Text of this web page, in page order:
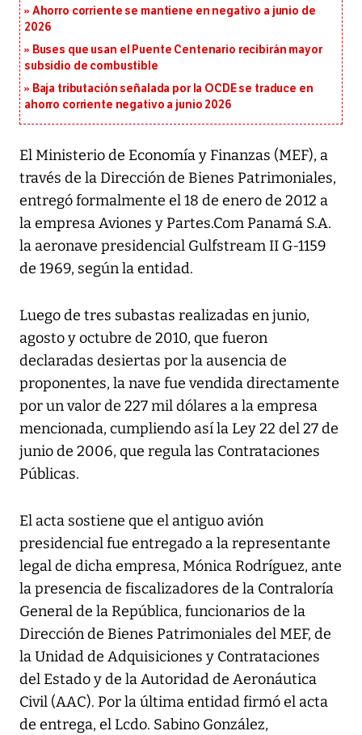
Ahorro corriente se mantiene en negativo a junio de
2026
Buses que usan el Puente Centenario recibirán mayor
subsidio de combustible
Baja tributación señalada por la OCDE se traduce en
ahorro corriente negativo a junio 2026
El Ministerio de Economía y Finanzas (MEF), a
través de la Dirección de Bienes Patrimoniales,
entregó formalmente el 18 de enero de 2012 a
la empresa Aviones y Partes.Com Panamá S.A.
la aeronave presidencial Gulfstream II G-1159
de 1969, según la entidad.
Luego de tres subastas realizadas en junio,
agosto y octubre de 2010, que fueron
declaradas desiertas por la ausencia de
proponentes, la nave fue vendida directamente
por un valor de 227 mil dólares a la empresa
mencionada, cumpliendo así la Ley 22 del 27 de
junio de 2006, que regula las Contrataciones
Públicas.
El acta sostiene que el antiguo avión
presidencial fue entregado a la representante
legal de dicha empresa, Mónica Rodríguez, ante
la presencia de fiscalizadores de la Contraloría
General de la República, funcionarios de la
Dirección de Bienes Patrimoniales del MEF, de
la Unidad de Adquisiciones y Contrataciones
del Estado y de la Autoridad de Aeronáutica
Civil (AAC). Por la última entidad firmó el acta
de entrega, el Lcdo. Sabino González,